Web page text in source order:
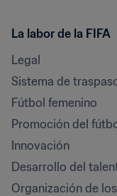
La labor de la FIFA
Legal
Sistema de
Fútbol femenino
Promoción del
Innovación
Desarrollo del
Organización de los